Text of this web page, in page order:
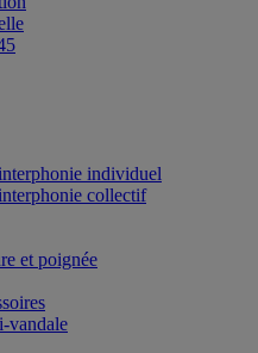
individuel
collectif
et poignée
vandale